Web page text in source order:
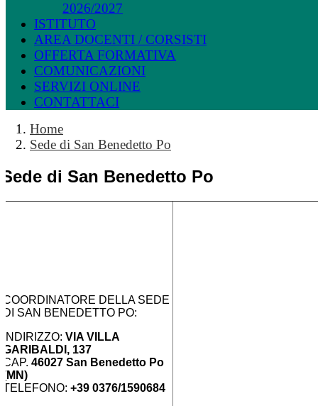
2026/2027
ISTITUTO
AREA DOCENTI / CORSISTI
OFFERTA FORMATIVA
COMUNICAZIONI
SERVIZI ONLINE
CONTATTACI
Home
Sede di San Benedetto Po
Sede di San Benedetto Po
COORDINATORE DELLA SEDE
DI SAN BENEDETTO PO:
INDIRIZZO: VIA VILLA
GARIBALDI, 137
CAP. 46027 San Benedetto Po
(MN)
TELEFONO: +39 0376/1590684